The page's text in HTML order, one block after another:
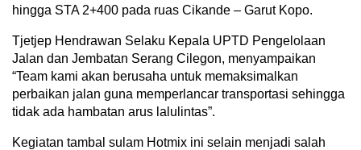
hingga STA 2+400 pada ruas Cikande – Garut Kopo.
Tjetjep Hendrawan Selaku Kepala UPTD Pengelolaan
Jalan dan Jembatan Serang Cilegon, menyampaikan
“Team kami akan berusaha untuk memaksimalkan
perbaikan jalan guna memperlancar transportasi sehingga
tidak ada hambatan arus lalulintas”.
Kegiatan tambal sulam Hotmix ini selain menjadi salah